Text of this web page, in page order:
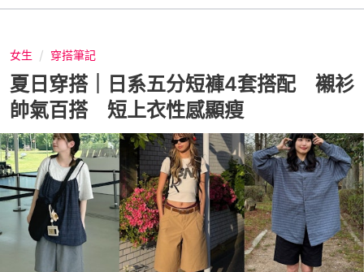
女生 穿搭筆記
夏日穿搭｜日系五分短褲4套搭配 襯衫
帥氣百搭 短上衣性感顯瘦